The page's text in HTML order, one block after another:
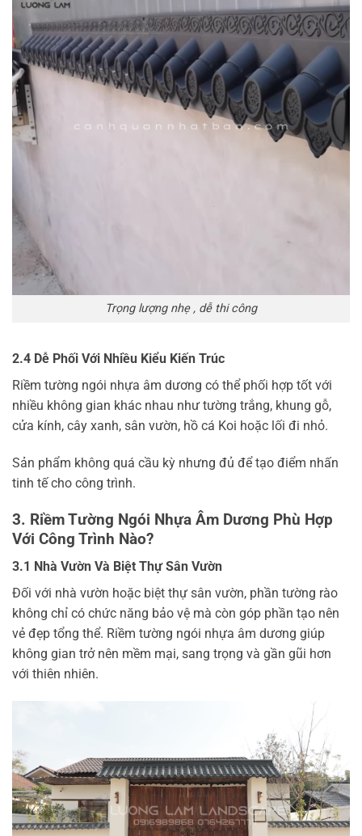
Trọng lượng nhẹ , dễ thi công
2.4 Dễ Phối Với Nhiều Kiểu Kiến Trúc
Riềm tường ngói nhựa âm dương có thể phối hợp tốt với
nhiều không gian khác nhau như tường trắng, khung gỗ,
cửa kính, cây xanh, sân vườn, hồ cá Koi hoặc lối đi nhỏ.
Sản phẩm không quá cầu kỳ nhưng đủ để tạo điểm nhấn
tinh tế cho công trình.
3. Riềm Tường Ngói Nhựa Âm Dương Phù Hợp
Với Công Trình Nào?
3.1 Nhà Vườn Và Biệt Thự Sân Vườn
Đối với nhà vườn hoặc biệt thự sân vườn, phần tường rào
không chỉ có chức năng bảo vệ mà còn góp phần tạo nên
vẻ đẹp tổng thể. Riềm tường ngói nhựa âm dương giúp
không gian trở nên mềm mại, sang trọng và gần gũi hơn
với thiên nhiên.